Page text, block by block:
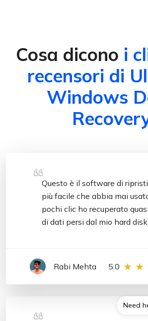
Cosa dicono i
recensori di
Windows
Questo è il software di
più facile che abbia mai
pochi clic ho recuperato
di dati persi dal mio hard
Rabi Mehta 5.0
Need